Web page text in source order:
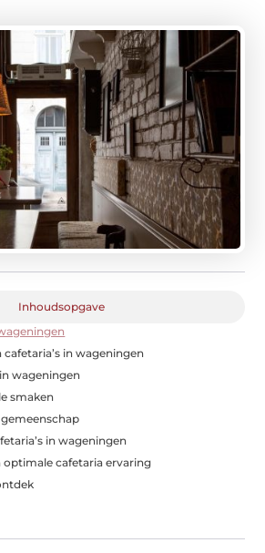
Inhoudsopgave
cafetaria’s in wageningen
wageningen
smaken
in wageningen
optimale cafetaria ervaring